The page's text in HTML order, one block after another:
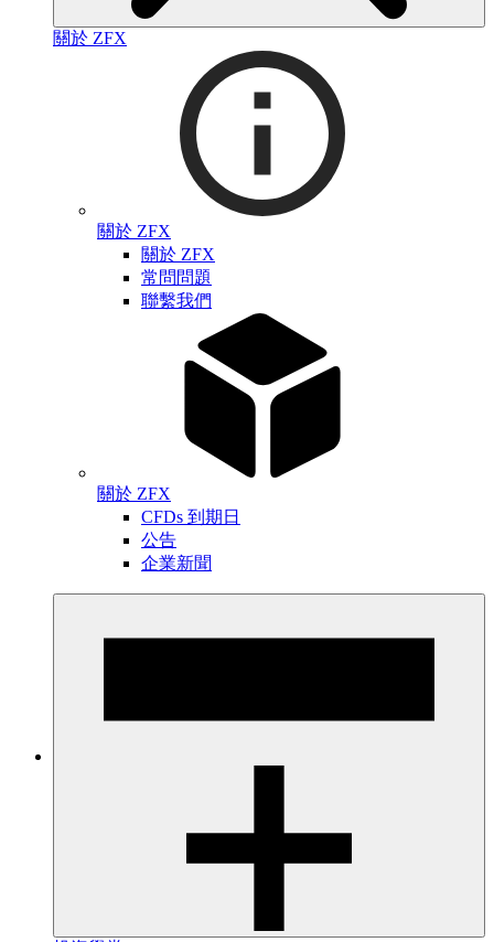
關於 ZFX
關於 ZFX
關於 ZFX
常問問題
聯繫我們
關於 ZFX
CFDs 到期日
公告
企業新聞